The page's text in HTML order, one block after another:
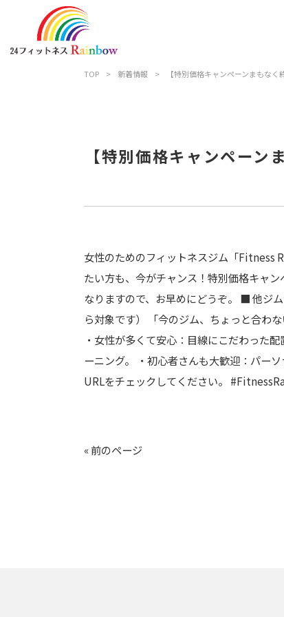
TOP > 新着情報 > 【特別価格キャンペーンまもな
【特別価格キャンペー
女性のためのフィットネスジム「Fitness
たい方も、今がチャンス！特別価格キャ
なりますので、お早めにどうぞ。 ■ 他ジ
ら対象です） 「今のジム、ちょっと合
・女性が多くて安心：目線にこだわった
ーニング。 ・初心者さんも大歓迎：パー
URLをチェックしてください。
« 前のページ